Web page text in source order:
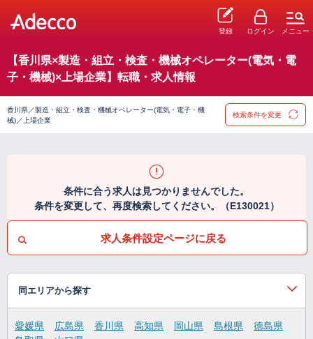
登録 ログイン メニュー
【香川県×製造・組立・検査・機械オペレーター(電気・電
子・機械)×上場企業】転職・求人情報
香川県／製造・組立・検査・機械オペレーター(電気・電子・機
械)／上場企業
検索条件を変更
条件に合う求人は見つかりませんでした。
条件を変更して、再度検索してください。（E130021）
求人条件設定ページに戻る
同エリアから探す
愛媛県 広島県 香川県 高知県 岡山県 島根県
徳島県